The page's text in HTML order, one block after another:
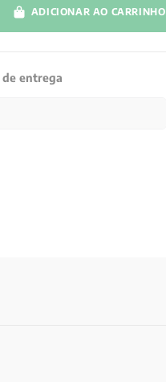
ADICIONAR AO CARRINHO
de entrega